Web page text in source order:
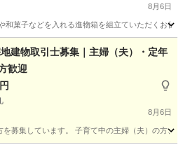
8月6日
和菓子などを入れる進物箱を組立ていただくお
の他 給料
地建物取引士募集｜主婦（夫）・定年
歓迎
8月6日
募集しています。 子育て中の主婦（夫）の方